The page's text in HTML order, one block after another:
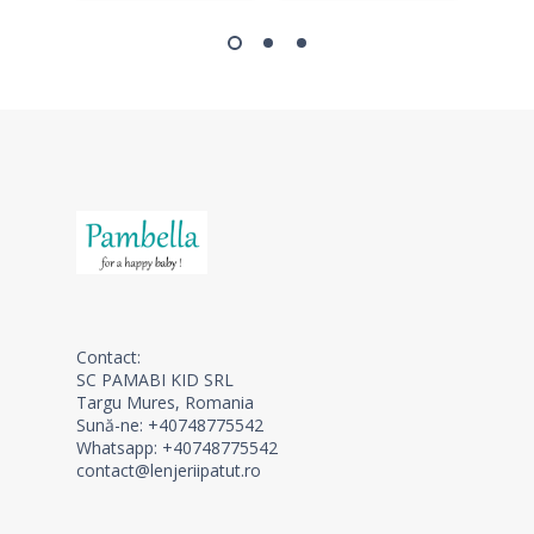
Contact:
SC PAMABI KID SRL
Targu Mures, Romania
Sună-ne: +40748775542
Whatsapp: +40748775542
contact@lenjeriipatut.ro